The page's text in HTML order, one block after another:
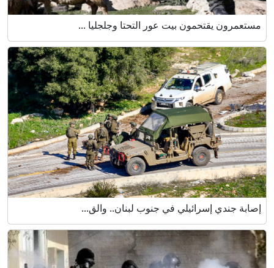
مستعمرون يقتحمون بيت عور التحتا وجلجليا ...
إصابة جندي إسرائيلي في جنوب لبنان.. والق...